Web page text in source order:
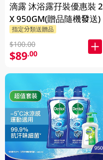
滴露 沐浴露孖裝優惠裝 2
X 950GM(贈品隨機發送)
指定分類送贈品
$100.00
$89.00